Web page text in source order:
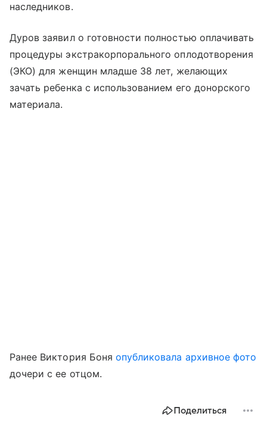
наследников.
Дуров заявил о готовности полностью оплачивать
процедуры экстракорпорального оплодотворения
(ЭКО) для женщин младше 38 лет, желающих
зачать ребенка с использованием его донорского
материала.
Ранее Виктория Боня опубликовала архивное фото
дочери с ее отцом.
Поделиться